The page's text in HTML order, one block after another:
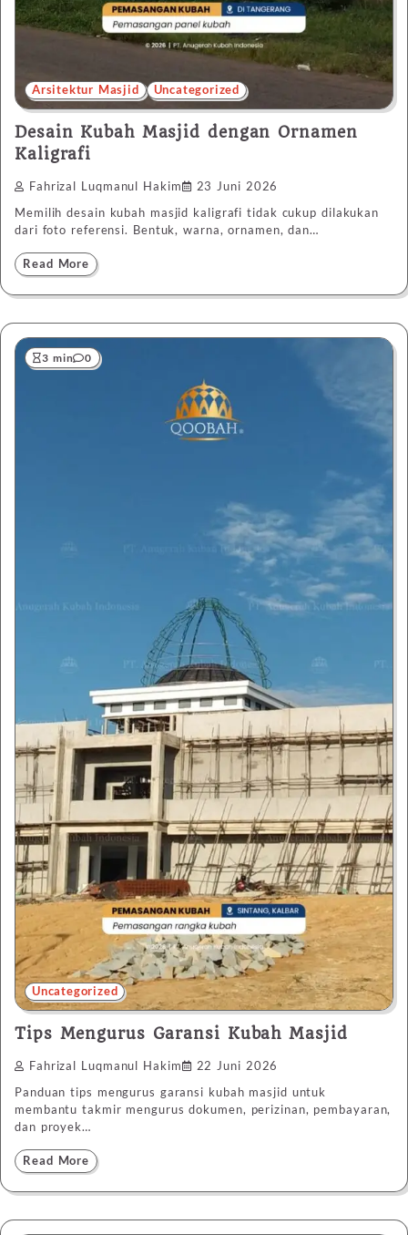
Arsitektur Masjid Uncategorized
Desain Kubah Masjid dengan Ornamen
Kaligrafi
Fahrizal Luqmanul Hakim 23 Juni 2026
Memilih desain kubah masjid kaligrafi tidak cukup dilakukan
dari foto referensi. Bentuk, warna, ornamen, dan…
Read More
3 min 0
Uncategorized
Tips Mengurus Garansi Kubah Masjid
Fahrizal Luqmanul Hakim 22 Juni 2026
Panduan tips mengurus garansi kubah masjid untuk
membantu takmir mengurus dokumen, perizinan, pembayaran,
dan proyek…
Read More